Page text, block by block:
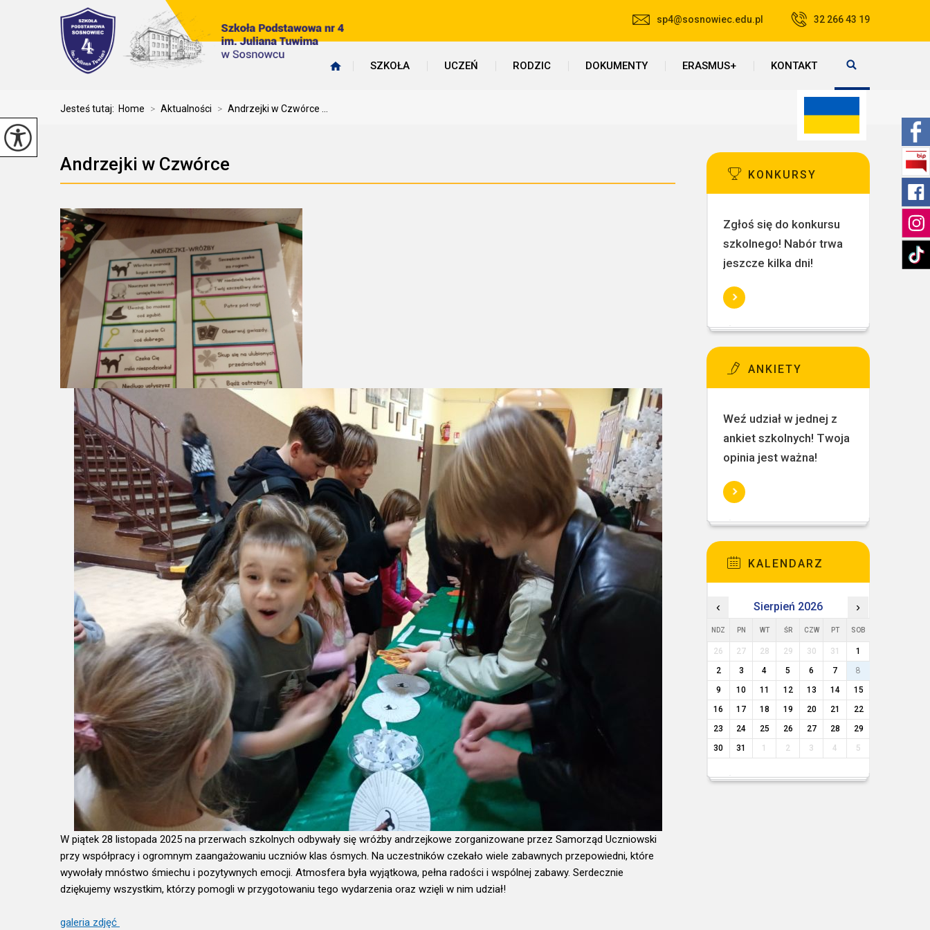
sp4@sosnowiec.edu.pl 32 266 43 19
SZKOŁA UCZEŃ RODZIC DOKUMENTY ERASMUS+ KONTAKT
Jesteś tutaj: Home > Aktualności > Andrzejki w Czwórce ...
Andrzejki w Czwórce
W piątek 28 listopada 2025 na przerwach szkolnych odbywały się wróżby andrzejkowe zorganizowane przez Samorząd Uczniowski
przy współpracy i ogromnym zaangażowaniu uczniów klas ósmych. Na uczestników czekało wiele zabawnych przepowiedni, które
wywołały mnóstwo śmiechu i pozytywnych emocji. Atmosfera była wyjątkowa, pełna radości i wspólnej zabawy. Serdecznie
dziękujemy wszystkim, którzy pomogli w przygotowaniu tego wydarzenia oraz wzięli w nim udział!
galeria zdjęć
KONKURSY
Zgłoś się do konkursu
szkolnego! Nabór trwa
jeszcze kilka dni!
ANKIETY
Weź udział w jednej z
ankiet szkolnych! Twoja
opinia jest ważna!
KALENDARZ
‹ Sierpień 2026 ›
NDZ PN WT ŚR CZW PT SOB
26 27 28 29 30 31
1
2
3 4 5 6 7
8
9
10 11 12 13 14
15
16
17 18 19 20 21
22
23
24 25 26 27 28
29
30
31 1 2 3 4 5